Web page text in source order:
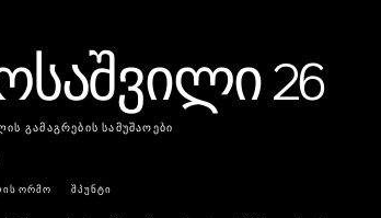
26
ᲒᲐᲛᲐᲒᲠᲔᲑᲘᲡ ᲡᲐᲛᲣᲨᲐᲝᲔᲑᲘ
ᲝᲠᲛᲝ ᲨᲞᲣᲜᲢᲘ